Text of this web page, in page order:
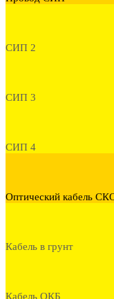
СИП 2
СИП 3
СИП 4
Оптический кабель
Кабель в грунт
Кабель ОКБ